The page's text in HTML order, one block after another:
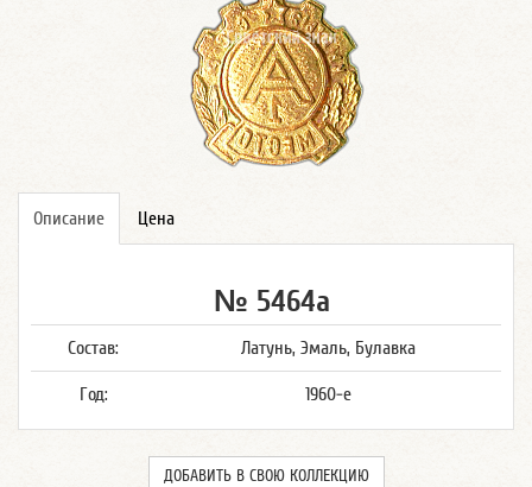
Описание Цена
№ 5464а
Состав: Латунь, Эмаль, Булавка
Год: 1960-е
ДОБАВИТЬ В СВОЮ КОЛЛЕКЦИЮ